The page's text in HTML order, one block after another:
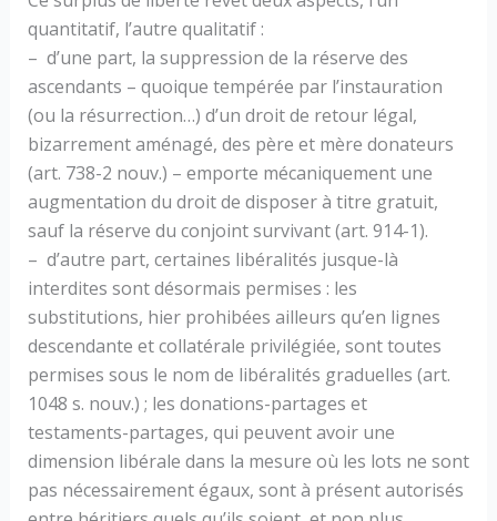
quantitatif, l’autre qualitatif :
– d’une part, la suppression de la réserve des
ascendants – quoique tempérée par l’instauration
(ou la résurrection…) d’un droit de retour légal,
bizarrement aménagé, des père et mère donateurs
(art. 738-2 nouv.) – emporte mécaniquement une
augmentation du droit de disposer à titre gratuit,
sauf la réserve du conjoint survivant (art. 914-1).
– d’autre part, certaines libéralités jusque-là
interdites sont désormais permises : les
substitutions, hier prohibées ailleurs qu’en lignes
descendante et collatérale privilégiée, sont toutes
permises sous le nom de libéralités graduelles (art.
1048 s. nouv.) ; les donations-partages et
testaments-partages, qui peuvent avoir une
dimension libérale dans la mesure où les lots ne sont
pas nécessairement égaux, sont à présent autorisés